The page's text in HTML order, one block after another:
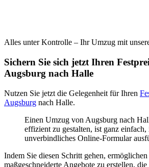
Alles unter Kontrolle – Ihr Umzug mit
Sichern Sie sich jetzt Ihren
Augsburg nach Halle
Nutzen Sie jetzt die Gelegenheit für Ihren
Augsburg nach Halle.
Einen Umzug von Augsburg nach
effizient zu gestalten, ist ganz einfach,
unverbindliches Online-Formular
Indem Sie diesen Schritt gehen, ermöglichen
maßgeschneiderte Angebote zu erstellen,